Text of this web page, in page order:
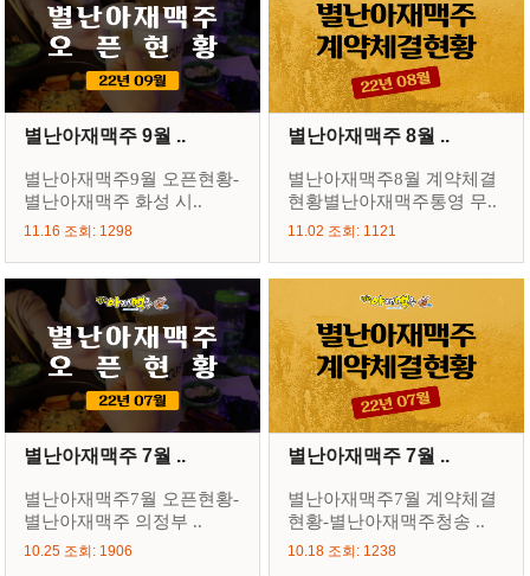
별난아재맥주 9월 ..
별난아재맥주9월 오픈현황-
별난아재맥주 화성 시..
11.16 조회: 1298
별난아재맥주 8월 ..
별난아재맥주8월 계약체결
현황별난아재맥주통영 무..
11.02 조회: 1121
별난아재맥주 7월 ..
별난아재맥주7월 오픈현황-
별난아재맥주 의정부 ..
10.25 조회: 1906
별난아재맥주 7월 ..
별난아재맥주7월 계약체결
현황-별난아재맥주청송 ..
10.18 조회: 1238